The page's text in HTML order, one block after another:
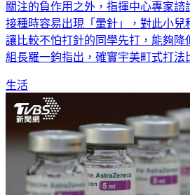
關注的負作用之外，指揮中心專家諮
接種時容易出現「暈針」，對此小兒
讓比較不怕打針的同學先打，能夠降
組長羅一鈞指出，確實宇美町式打法
生活